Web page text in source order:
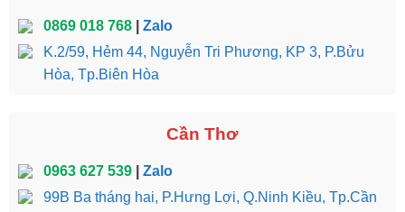
0869 018 768| Zalo
K.2/59, Hẻm 44, Nguyễn Tri Phương, KP 3, P.Bửu
Hòa, Tp.Biên Hòa
Cần Thơ
0963 627 539| Zalo
99B Ba tháng hai, P.Hưng Lợi, Q.Ninh Kiều, Tp.Cần